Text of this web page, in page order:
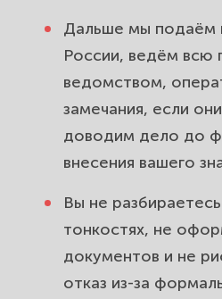
Дальше мы подаём
России, ведём всю
ведомством,
замечания, если
доводим дело до
внесения вашего
Вы не
тонкостях, не
документов и не
отказ из-за